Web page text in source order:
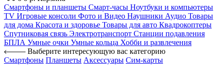
Смартфоны и планшеты Смарт-часы Ноутбуки и компьютеры
TV Игровые консоли Фото и Видео Наушники Аудио Товары
для дома Красота и здоровье Товары для авто Квадрокоптеры
Спутниковая связь Электротранспорт Станции подавления
БПЛА Умные очки Умные кольца Хобби и развлечения
Выберите интересующую вас категорию
Смартфоны Планшеты Аксессуары Сим-карты